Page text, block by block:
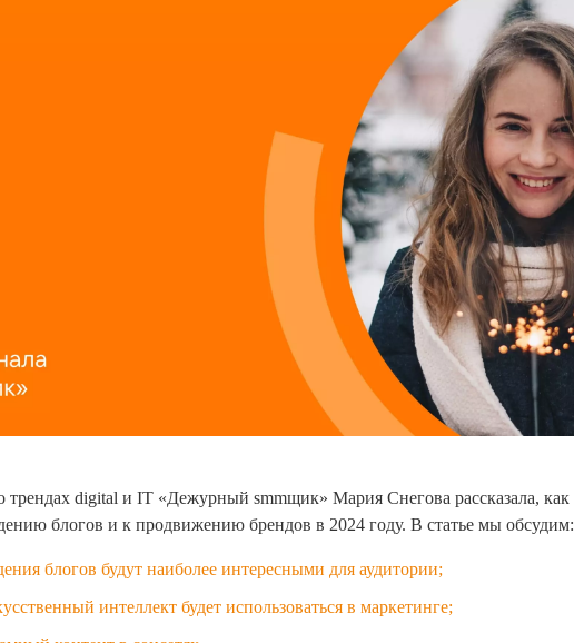
трендах digital и IT «Дежурный smmщик» Мария Снегова рассказала, как
блогов и к продвижению брендов в 2024 году. В статье мы обсудим:
блогов будут наиболее интересными для аудитории;
интеллект будет использоваться в маркетинге;